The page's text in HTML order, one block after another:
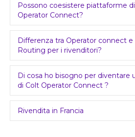
Possono coesistere piattaforme
Operator Connect?
Differenza tra Operator connect
Routing per i rivenditori?
Di cosa ho bisogno per diventare
di Colt Operator Connect ?
Rivendita in Francia